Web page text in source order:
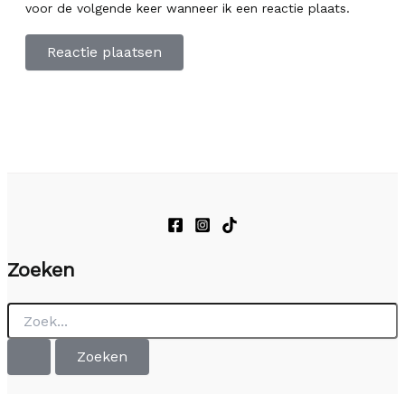
voor de volgende keer wanneer ik een reactie plaats.
Zoeken
Zoek
naar: